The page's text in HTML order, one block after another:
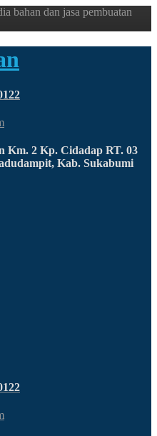
bahan dan jasa pembuatan
Km. 2 Kp. Cidadap RT. 03
Kab. Sukabumi